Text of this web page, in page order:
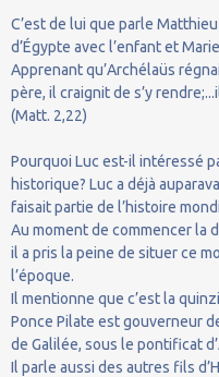
C’est de lui que parle
d’Égypte avec l’enfant et
Apprenant qu’Archélaüs
père, il craignit de s’y
(Matt. 2,22)
Pourquoi Luc est-il intéressé
historique? Luc a déjà
faisait partie de l’histoire
Au moment de commencer la
il a pris la peine de situer ce
l’époque.
Il mentionne que c’est la
Ponce Pilate est gouverneur
de Galilée, sous le pontificat
Il parle aussi des autres fils